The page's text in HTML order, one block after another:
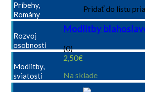
Pridať do listu
Modlitby
(0)
2,50€
Na sklade
Príbehy,
Romány
Rozvoj
osobnosti
Modlitby,
sviatosti